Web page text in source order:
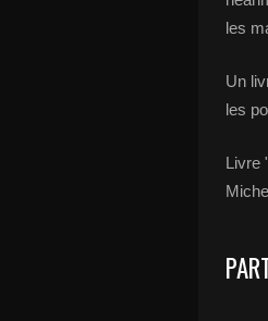
les
Un
les
Livre